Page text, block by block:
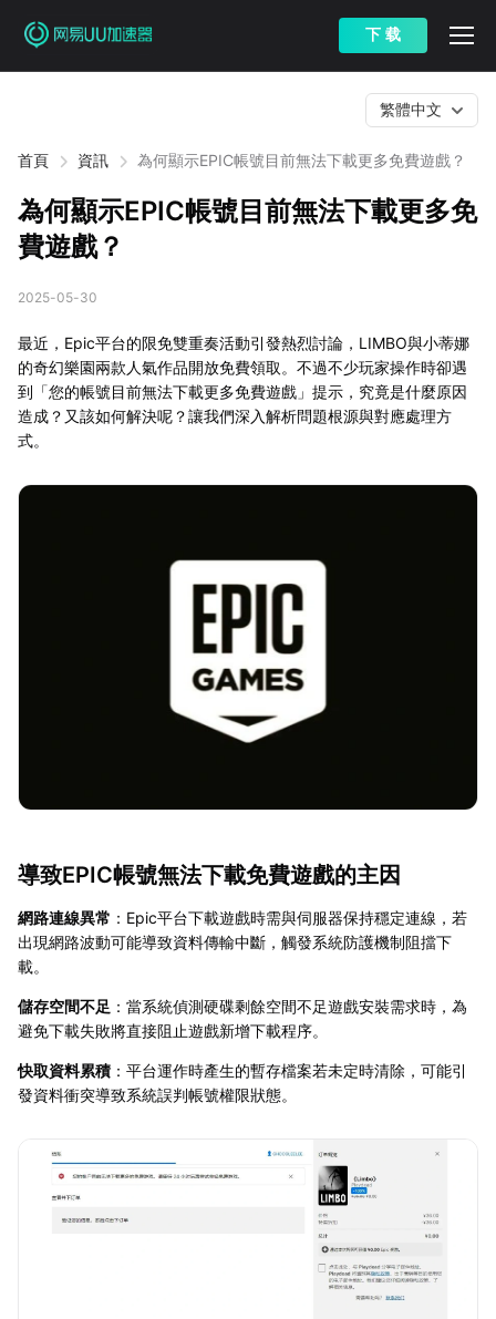
下 载
首頁 資訊 為何顯示EPIC帳號目前無法下載更多免費遊戲？
繁體中文
為何顯示EPIC帳號目前無法下載更多免
費遊戲？
2025-05-30
最近，Epic平台的限免雙重奏活動引發熱烈討論，LIMBO與小蒂娜
的奇幻樂園兩款人氣作品開放免費領取。不過不少玩家操作時卻遇
到「您的帳號目前無法下載更多免費遊戲」提示，究竟是什麼原因
造成？又該如何解決呢？讓我們深入解析問題根源與對應處理方
式。
導致EPIC帳號無法下載免費遊戲的主因
網路連線異常 ：Epic平台下載遊戲時需與伺服器保持穩定連線，若
出現網路波動可能導致資料傳輸中斷，觸發系統防護機制阻擋下
載。
儲存空間不足 ：當系統偵測硬碟剩餘空間不足遊戲安裝需求時，為
避免下載失敗將直接阻止遊戲新增下載程序。
快取資料累積 ：平台運作時產生的暫存檔案若未定時清除，可能引
發資料衝突導致系統誤判帳號權限狀態。